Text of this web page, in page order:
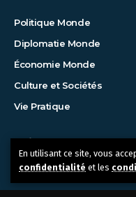
En utilisant ce site, vous
confidentialité et les
Politique Monde
Diplomatie Monde
Économie Monde
Culture et Sociétés
Vie Pratique